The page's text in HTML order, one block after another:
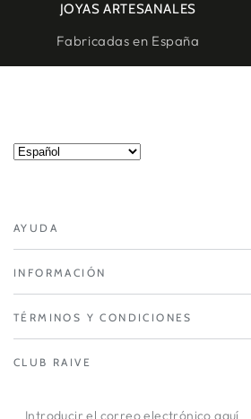
JOYAS ARTESANALES
Fabricadas en España
AYUDA
INFORMACIÓN
TÉRMINOS Y CONDICIONES
CLUB RAIVE
Introducir